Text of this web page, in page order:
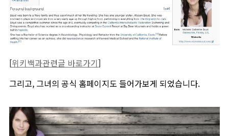
[위키백과관련글 바로가기]
그리고, 그녀의 공식 홈페이지도 들어가보게 되었습니다.